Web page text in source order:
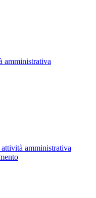
amministrativa
amministrativa